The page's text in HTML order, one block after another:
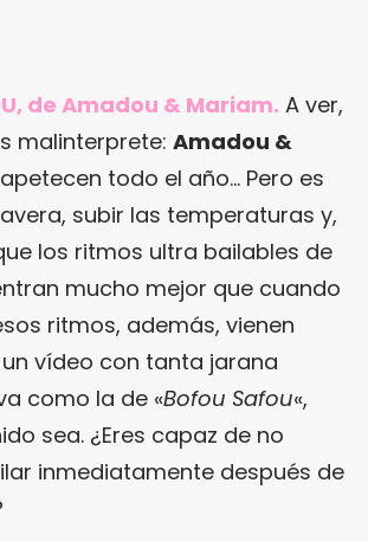
de Amadou & Mariam. A ver,
malinterprete: Amadou &
todo el año… Pero es
subir las temperaturas y,
los ritmos ultra bailables de
mucho mejor que cuando
ritmos, además, vienen
vídeo con tanta jarana
como la de «Bofou Safou«,
sea. ¿Eres capaz de no
inmediatamente después de